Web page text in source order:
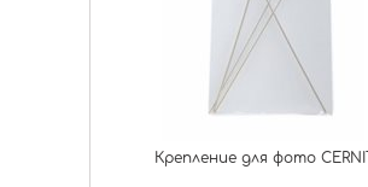
Крепление для фото CERNIT